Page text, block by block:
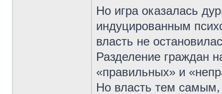
Но игра оказалась
индуцированным
власть не
Разделение граждан
«правильных» и
Но власть тем самым,